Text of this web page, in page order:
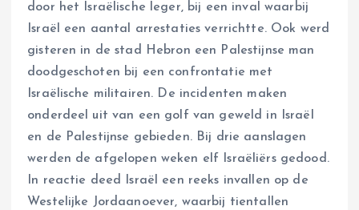
door het Israëlische leger, bij een inval waarbij
Israël een aantal arrestaties verrichtte. Ook werd
gisteren in de stad Hebron een Palestijnse man
doodgeschoten bij een confrontatie met
Israëlische militairen. De incidenten maken
onderdeel uit van een golf van geweld in Israël
en de Palestijnse gebieden. Bij drie aanslagen
werden de afgelopen weken elf Israëliërs gedood.
In reactie deed Israël een reeks invallen op de
Westelijke Jordaanoever, waarbij tientallen